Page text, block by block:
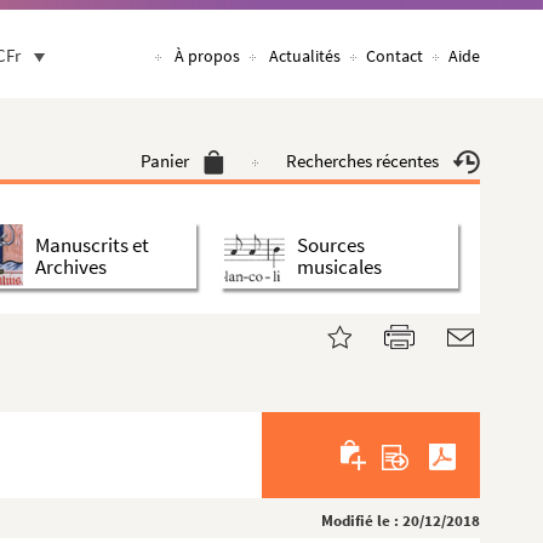
À propos Actualités Contact Aide
Panier Recherches récentes
Manuscrits et
Archives
Sources
musicales
Modifié le : 20/12/2018